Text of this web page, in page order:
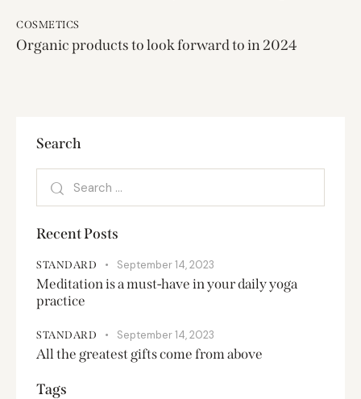
COSMETICS
Organic products to look forward to in 2024
Search
Recent Posts
STANDARD September 14, 2023
Meditation is a must-have in your daily yoga
practice
STANDARD September 14, 2023
All the greatest gifts come from above
Tags